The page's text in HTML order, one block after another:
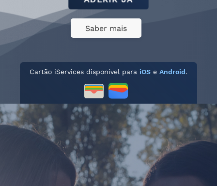
Saber mais
Cartão iServices disponível para iOS e Android.